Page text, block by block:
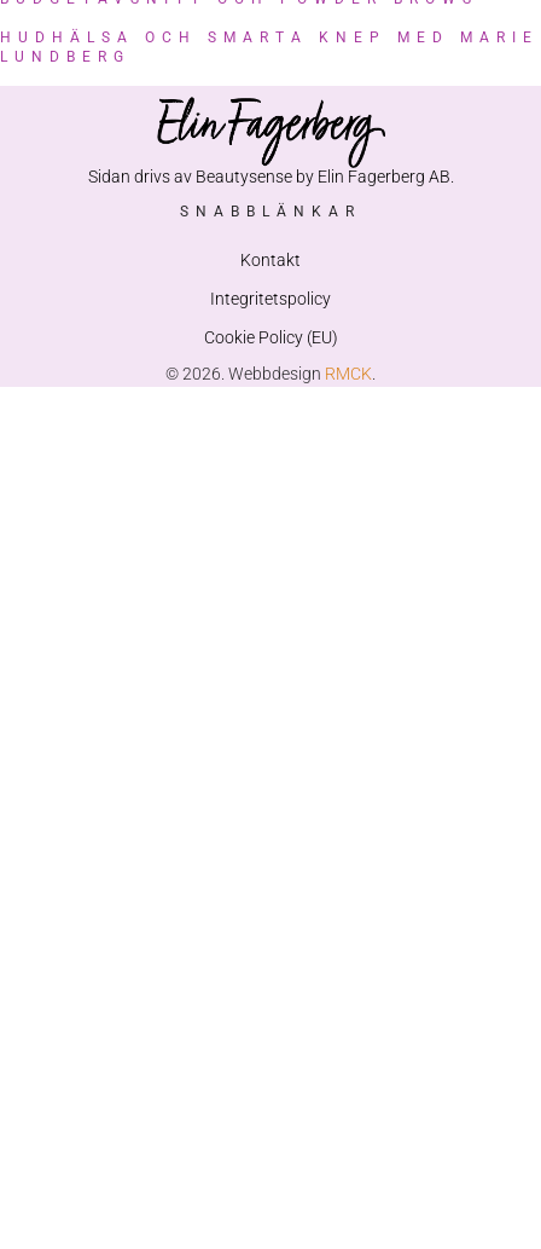
HUDHÄLSA OCH SMARTA KNEP MED MARIE
LUNDBERG
Sidan drivs av Beautysense by Elin Fagerberg AB.
SNABBLÄNKAR
Kontakt
Integritetspolicy
Cookie Policy (EU)
© 2026. Webbdesign RMCK